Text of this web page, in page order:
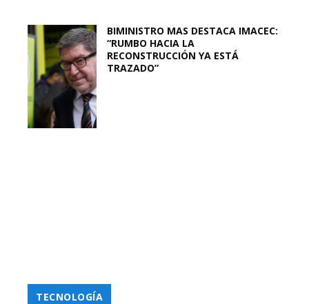
BIMINISTRO MAS DESTACA IMACEC:
“RUMBO HACIA LA
RECONSTRUCCIÓN YA ESTÁ
TRAZADO”
TECNOLOGÍA